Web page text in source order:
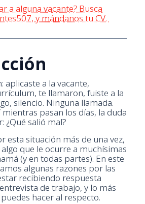
a alguna vacante? Busca
y mándanos tu CV.
aplicaste a la vacante,
te llamaron, fuiste a la
silencio. Ninguna llamada.
pasan los días, la duda
¿Qué salió mal?
esta situación más de una vez,
algo que le ocurre a muchísimas
(y en todas partes). En este
algunas razones por las
recibiendo respuesta
de trabajo, y lo más
hacer al respecto.